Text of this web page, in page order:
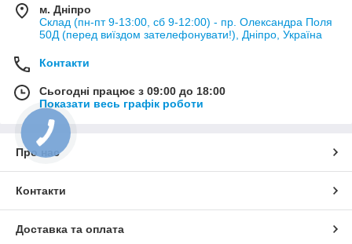
м. Дніпро
Склад (пн-пт 9-13:00, сб 9-12:00) - пр. Олександра Поля
50Д (перед виїздом зателефонувати!), Дніпро, Україна
Контакти
Сьогодні працює з 09:00 до 18:00
Показати весь графік роботи
Про нас
Контакти
Доставка та оплата